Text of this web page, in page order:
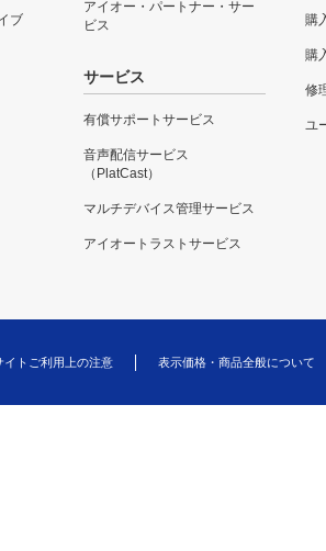
ブ
アイオー・パートナー・サー
ビス
サービス
有償サポートサービス
音声配信サービス
（PlatCast）
マルチデバイス管理サービス
アイオートラストサービス
購
購
修
ユ
イトご利用上の注意 表示価格・商品全般について